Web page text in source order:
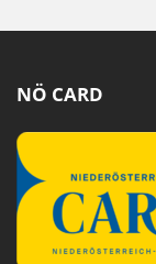
NÖ CARD